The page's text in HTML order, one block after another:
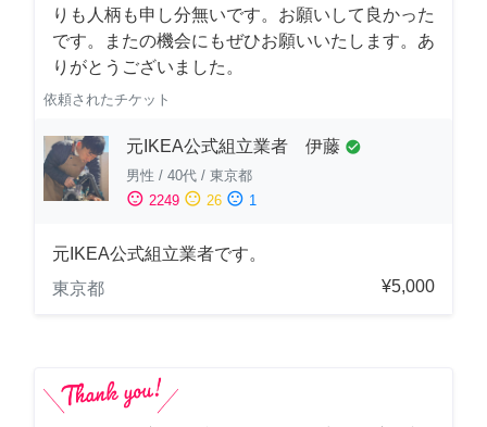
りも人柄も申し分無いです。お願いして良かった
です。またの機会にもぜひお願いいたします。あ
りがとうございました。
依頼されたチケット
元IKEA公式組立業者 伊藤 check_circle
男性 / 40代 / 東京都
sentiment_satisfied 2249 sentiment_neutral 26 sentiment_dissatisfied 1
元IKEA公式組立業者です。
東京都
¥5,000